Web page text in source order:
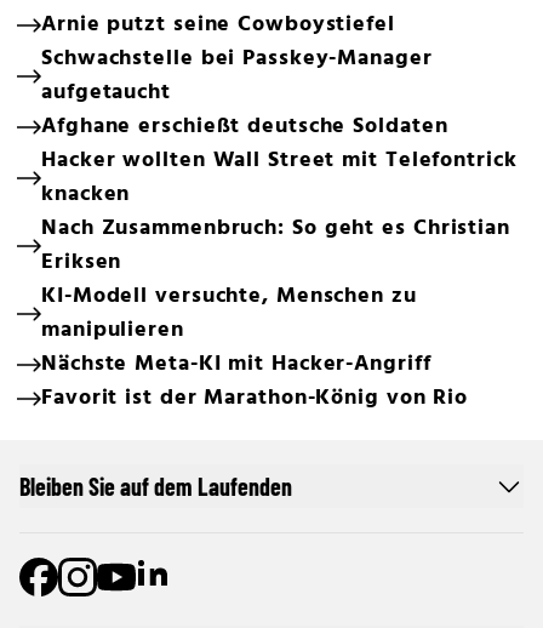
Arnie putzt seine Cowboystiefel
Schwachstelle bei Passkey-Manager
aufgetaucht
Afghane erschießt deutsche Soldaten
Hacker wollten Wall Street mit Telefontrick
knacken
Nach Zusammenbruch: So geht es Christian
Eriksen
KI-Modell versuchte, Menschen zu
manipulieren
Nächste Meta-KI mit Hacker-Angriff
Favorit ist der Marathon-König von Rio
Bleiben Sie auf dem Laufenden